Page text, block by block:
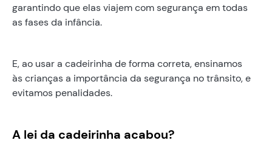
garantindo que elas viajem com segurança em todas
as fases da infância.
E, ao usar a cadeirinha de forma correta, ensinamos
às crianças a importância da segurança no trânsito, e
evitamos penalidades.
A lei da cadeirinha acabou?